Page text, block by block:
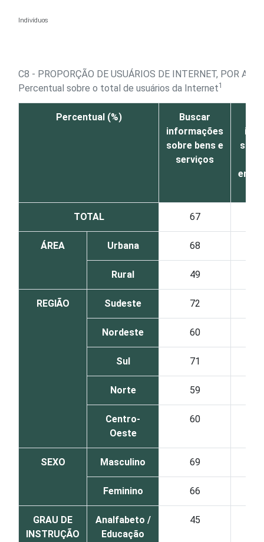
Indivíduos
C8 - PROPORÇÃO DE USUÁRIOS DE INTERNET, POR
Percentual sobre o total de usuários da Internet1
Percentual (%)
Buscar
informações
sobre bens e
serviços
TOTAL 67
ÁREA Urbana 68
Rural 49
REGIÃO Sudeste 72
Nordeste 60
Sul 71
Norte 59
Centro-
Oeste
60
SEXO Masculino 69
Feminino 66
GRAU DE
INSTRUÇÃO
Analfabeto /
Educação
45